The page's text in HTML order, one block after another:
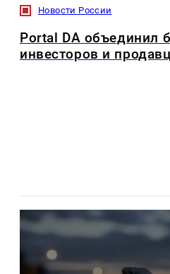
Новости России
Portal DA объединил
инвесторов и